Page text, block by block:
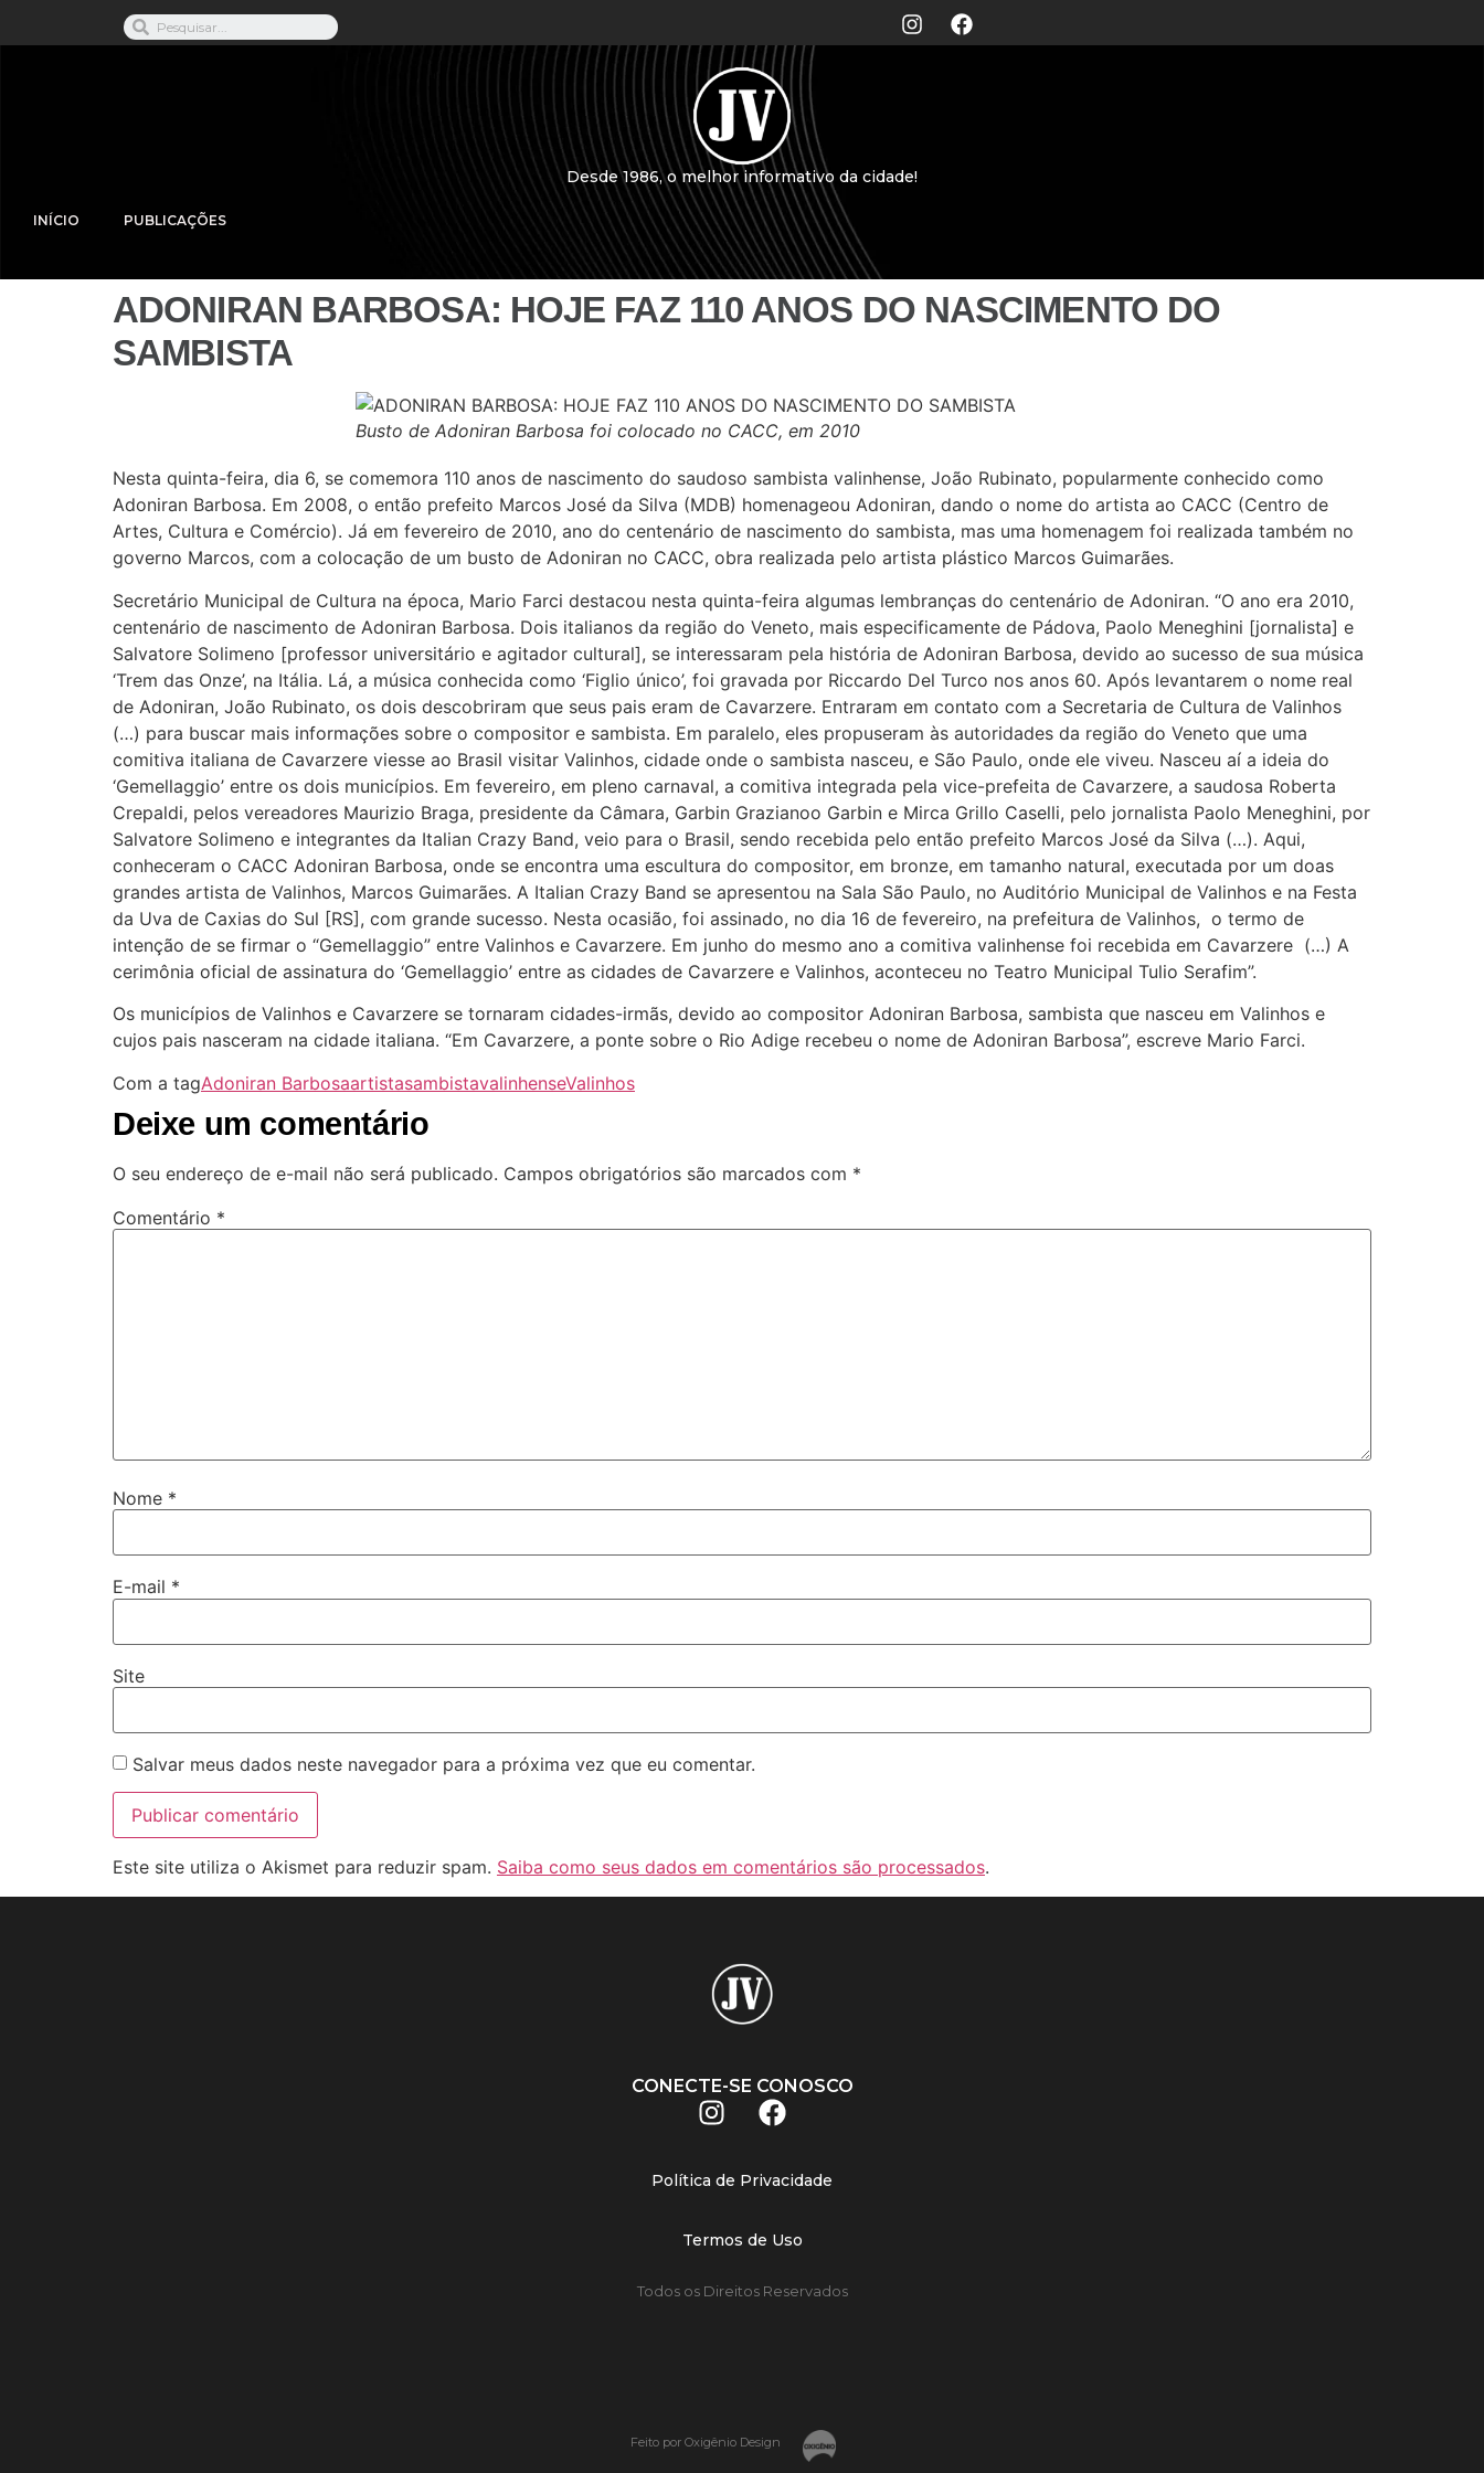
Desde 1986, o melhor informativo da cidade!
INÍCIO PUBLICAÇÕES
ADONIRAN BARBOSA: HOJE FAZ 110 ANOS DO NASCIMENTO DO
SAMBISTA
Busto de Adoniran Barbosa foi colocado no CACC, em 2010
Nesta quinta-feira, dia 6, se comemora 110 anos de nascimento do saudoso sambista valinhense, João Rubinato, popularmente conhecido como
Adoniran Barbosa. Em 2008, o então prefeito Marcos José da Silva (MDB) homenageou Adoniran, dando o nome do artista ao CACC (Centro de
Artes, Cultura e Comércio). Já em fevereiro de 2010, ano do centenário de nascimento do sambista, mas uma homenagem foi realizada também no
governo Marcos, com a colocação de um busto de Adoniran no CACC, obra realizada pelo artista plástico Marcos Guimarães.
Secretário Municipal de Cultura na época, Mario Farci destacou nesta quinta-feira algumas lembranças do centenário de Adoniran. “O ano era 2010,
centenário de nascimento de Adoniran Barbosa. Dois italianos da região do Veneto, mais especificamente de Pádova, Paolo Meneghini [jornalista] e
Salvatore Solimeno [professor universitário e agitador cultural], se interessaram pela história de Adoniran Barbosa, devido ao sucesso de sua música
‘Trem das Onze’, na Itália. Lá, a música conhecida como ‘Figlio único’, foi gravada por Riccardo Del Turco nos anos 60. Após levantarem o nome real
de Adoniran, João Rubinato, os dois descobriram que seus pais eram de Cavarzere. Entraram em contato com a Secretaria de Cultura de Valinhos
(…) para buscar mais informações sobre o compositor e sambista. Em paralelo, eles propuseram às autoridades da região do Veneto que uma
comitiva italiana de Cavarzere viesse ao Brasil visitar Valinhos, cidade onde o sambista nasceu, e São Paulo, onde ele viveu. Nasceu aí a ideia do
‘Gemellaggio’ entre os dois municípios. Em fevereiro, em pleno carnaval, a comitiva integrada pela vice-prefeita de Cavarzere, a saudosa Roberta
Crepaldi, pelos vereadores Maurizio Braga, presidente da Câmara, Garbin Grazianoo Garbin e Mirca Grillo Caselli, pelo jornalista Paolo Meneghini, por
Salvatore Solimeno e integrantes da Italian Crazy Band, veio para o Brasil, sendo recebida pelo então prefeito Marcos José da Silva (…). Aqui,
conheceram o CACC Adoniran Barbosa, onde se encontra uma escultura do compositor, em bronze, em tamanho natural, executada por um doas
grandes artista de Valinhos, Marcos Guimarães. A Italian Crazy Band se apresentou na Sala São Paulo, no Auditório Municipal de Valinhos e na Festa
da Uva de Caxias do Sul [RS], com grande sucesso. Nesta ocasião, foi assinado, no dia 16 de fevereiro, na prefeitura de Valinhos, o termo de
intenção de se firmar o “Gemellaggio” entre Valinhos e Cavarzere. Em junho do mesmo ano a comitiva valinhense foi recebida em Cavarzere (…) A
cerimônia oficial de assinatura do ‘Gemellaggio’ entre as cidades de Cavarzere e Valinhos, aconteceu no Teatro Municipal Tulio Serafim”.
Os municípios de Valinhos e Cavarzere se tornaram cidades-irmãs, devido ao compositor Adoniran Barbosa, sambista que nasceu em Valinhos e
cujos pais nasceram na cidade italiana. “Em Cavarzere, a ponte sobre o Rio Adige recebeu o nome de Adoniran Barbosa”, escreve Mario Farci.
Com a tagAdoniran BarbosaartistasambistavalinhenseValinhos
Deixe um comentário
O seu endereço de e-mail não será publicado. Campos obrigatórios são marcados com *
Comentário *
Nome *
E-mail *
Site
Salvar meus dados neste navegador para a próxima vez que eu comentar.
Este site utiliza o Akismet para reduzir spam. Saiba como seus dados em comentários são processados.
CONECTE-SE CONOSCO
Política de Privacidade
Termos de Uso
Todos os Direitos Reservados
Feito por Oxigênio Design